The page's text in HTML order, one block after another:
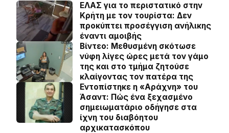
ΕΛΑΣ για το περιστατικό στην
Κρήτη με τον τουρίστα: Δεν
προκύπτει προσέγγιση ανήλικης
έναντι αμοιβής
Βίντεο: Μεθυσμένη σκότωσε
νύφη λίγες ώρες μετά τον γάμο
της και στο τμήμα ζητούσε
κλαίγοντας τον πατέρα της
Εντοπίστηκε η «Αράχνη» του
Άσαντ: Πώς ένα ξεχασμένο
σημειωματάριο οδήγησε στα
ίχνη του διαβόητου
αρχικατασκόπου